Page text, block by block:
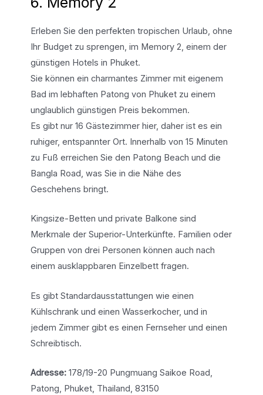
Erleben Sie den perfekten tropischen Urlaub, ohne
Ihr Budget zu sprengen, im Memory 2, einem der
günstigen Hotels in Phuket.
Sie können ein charmantes Zimmer mit eigenem
Bad im lebhaften Patong von Phuket zu einem
unglaublich günstigen Preis bekommen.
Es gibt nur 16 Gästezimmer hier, daher ist es ein
ruhiger, entspannter Ort. Innerhalb von 15 Minuten
zu Fuß erreichen Sie den Patong Beach und die
Bangla Road, was Sie in die Nähe des
Geschehens bringt.
Kingsize-Betten und private Balkone sind
Merkmale der Superior-Unterkünfte. Familien oder
Gruppen von drei Personen können auch nach
einem ausklappbaren Einzelbett fragen.
Es gibt Standardausstattungen wie einen
Kühlschrank und einen Wasserkocher, und in
jedem Zimmer gibt es einen Fernseher und einen
Schreibtisch.
Adresse:178/19-20 Pungmuang Saikoe Road,
Patong, Phuket, Thailand, 83150